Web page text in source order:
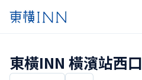
東橫INN 橫濱站西口